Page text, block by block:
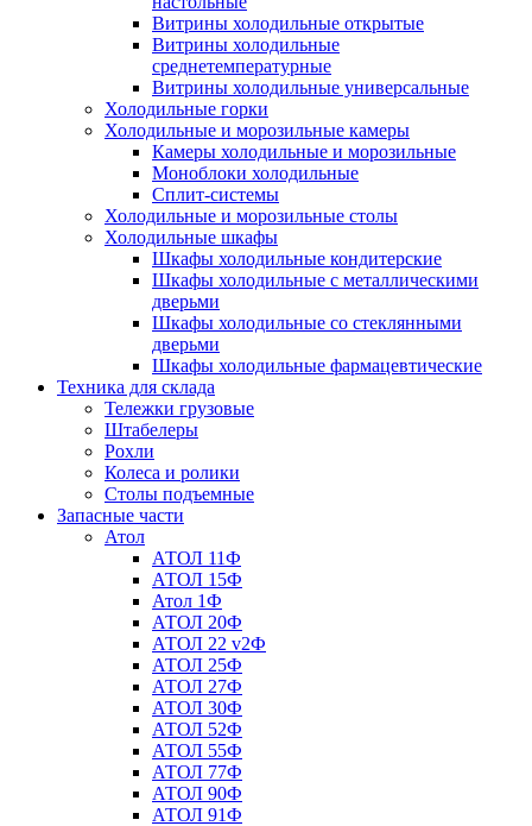
Витрины холодильные открытые
Витрины холодильные
среднетемпературные
Витрины холодильные универсальные
Холодильные горки
Холодильные и морозильные камеры
Камеры холодильные и морозильные
Моноблоки холодильные
Сплит-системы
Холодильные и морозильные столы
Холодильные шкафы
Шкафы холодильные кондитерские
Шкафы холодильные с металлическими
дверьми
Шкафы холодильные со стеклянными
дверьми
Шкафы холодильные фармацевтические
Техника для склада
Тележки грузовые
Штабелеры
Рохли
Колеса и ролики
Столы подъемные
Запасные части
Атол
АТОЛ 11Ф
АТОЛ 15Ф
Атол 1Ф
АТОЛ 20Ф
АТОЛ 22 v2Ф
АТОЛ 25Ф
АТОЛ 27Ф
АТОЛ 30Ф
АТОЛ 52Ф
АТОЛ 55Ф
АТОЛ 77Ф
АТОЛ 90Ф
АТОЛ 91Ф